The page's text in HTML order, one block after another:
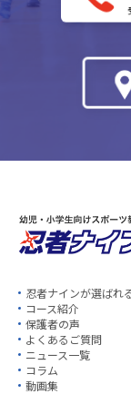
忍者ナインが選ばれ
コース紹介
保護者の声
よくあるご質問
ニュース一覧
コラム
動画集